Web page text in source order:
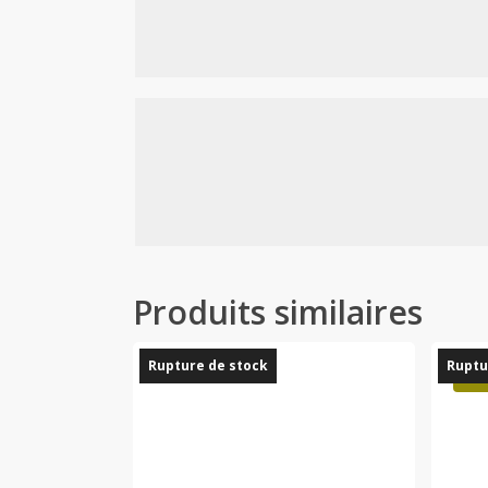
Produits similaires
Rupture de stock